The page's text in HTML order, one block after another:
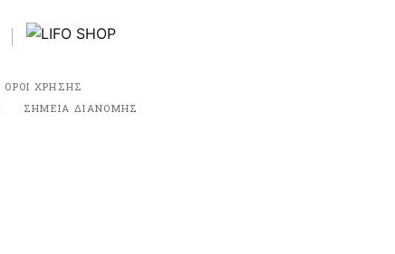
ΟΡΟΙ ΧΡΗΣΗΣ
ΣΗΜΕΙΑ ΔΙΑΝΟΜΗΣ